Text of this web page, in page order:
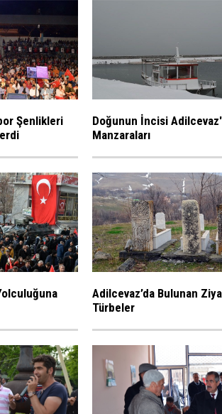
Şenlikleri
Doğunun İncisi
Manzaraları
Adilcevaz’da Bulunan
Türbeler